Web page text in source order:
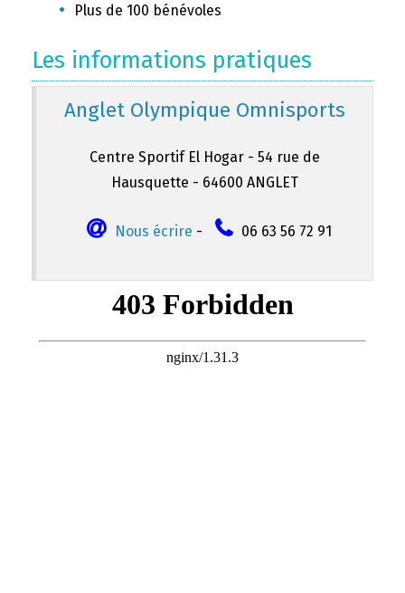
Plus de 100 bénévoles
Les informations pratiques
Anglet Olympique Omnisports
Centre Sportif El Hogar - 54 rue de
Hausquette - 64600 ANGLET
Nous écrire - 06 63 56 72 91